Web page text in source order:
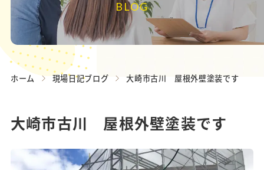
BLOG
ホーム 現場日記ブログ 大崎市古川 屋根外壁塗装です
大崎市古川 屋根外壁塗装です